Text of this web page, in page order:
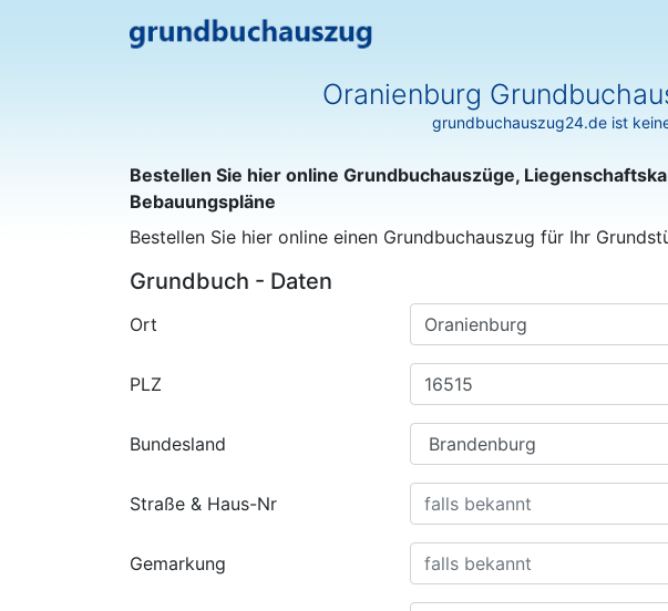
Oranienburg
grundbuchauszug24.de ist
Bestellen Sie hier online Grundbuchauszüge,
Bebauungspläne
Bestellen Sie hier online einen Grundbuchauszug für Ihr
Grundbuch - Daten
Ort
PLZ
Bundesland
Straße & Haus-Nr
Gemarkung